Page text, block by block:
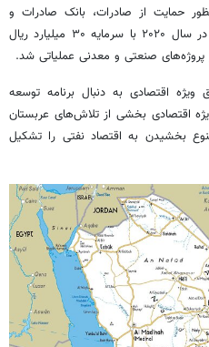
حمایت از صادرات، بانک صادرات و
واردات عربستان (EXIM ) ایجاد کرد و در سال ۲۰۲۰ با سرمایه ۳۰ میلیارد ریال
صنعتی و معدنی عملیاتی شد.
ویژه اقتصادی به دنبال برنامه توسعه
اقتصادی بخشی از تلاش‌های عربستان
بخشیدن به اقتصاد نفتی را تشکیل